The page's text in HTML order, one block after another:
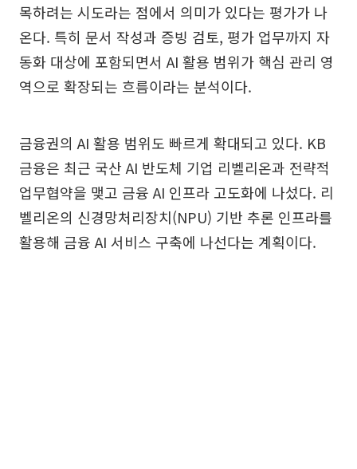
목하려는 시도라는 점에서 의미가 있다는 평가가 나
온다. 특히 문서 작성과 증빙 검토, 평가 업무까지 자
동화 대상에 포함되면서 AI 활용 범위가 핵심 관리 영
역으로 확장되는 흐름이라는 분석이다.
금융권의 AI 활용 범위도 빠르게 확대되고 있다. KB
금융은 최근 국산 AI 반도체 기업 리벨리온과 전략적
업무협약을 맺고 금융 AI 인프라 고도화에 나섰다. 리
벨리온의 신경망처리장치(NPU) 기반 추론 인프라를
활용해 금융 AI 서비스 구축에 나선다는 계획이다.